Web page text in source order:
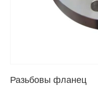
Разьбовы фланец